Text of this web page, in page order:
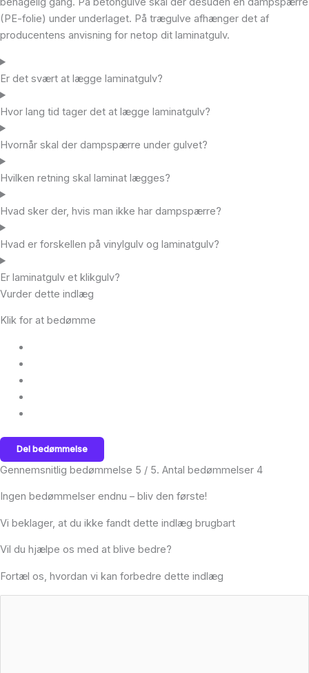
(PE-folie) under underlaget. På trægulve afhænger det af
producentens anvisning for netop dit laminatgulv.
Er det svært at lægge laminatgulv?
Hvor lang tid tager det at lægge laminatgulv?
Hvornår skal der dampspærre under gulvet?
Hvilken retning skal laminat lægges?
Hvad sker der, hvis man ikke har dampspærre?
Hvad er forskellen på vinylgulv og laminatgulv?
Er laminatgulv et klikgulv?
Vurder dette indlæg
Klik for at bedømme
Del bedømmelse
Gennemsnitlig bedømmelse 5 / 5. Antal bedømmelser 4
Ingen bedømmelser endnu – bliv den første!
Vi beklager, at du ikke fandt dette indlæg brugbart
Vil du hjælpe os med at blive bedre?
Fortæl os, hvordan vi kan forbedre dette indlæg